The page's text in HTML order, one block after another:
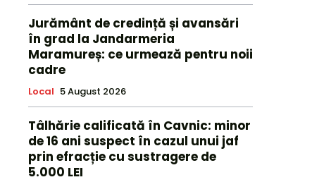
Jurământ de credință și avansări
în grad la Jandarmeria
Maramureș: ce urmează pentru noii
cadre
Local 5 August 2026
Tâlhărie calificată în Cavnic: minor
de 16 ani suspect în cazul unui jaf
prin efracție cu sustragere de
5.000 LEI